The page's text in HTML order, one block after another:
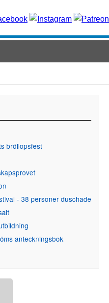
bröllopsfest
- 38 personer duschade
anteckningsbok